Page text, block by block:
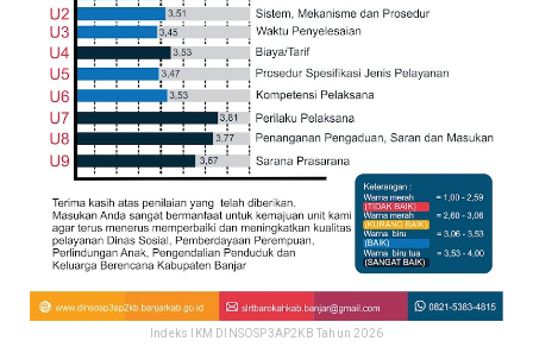
Indeks IKM DINSOSP3AP2KB Tahun 2026